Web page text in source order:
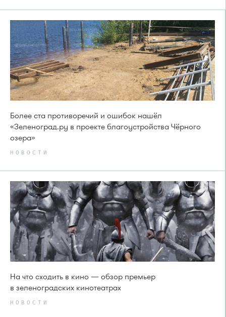
Более ста противоречий и ошибок нашёл
«Зеленоград.ру в проекте благоустройства Чёрного
озера»
НОВОСТИ
На что сходить в кино — обзор премьер
в зеленоградских кинотеатрах
НОВОСТИ